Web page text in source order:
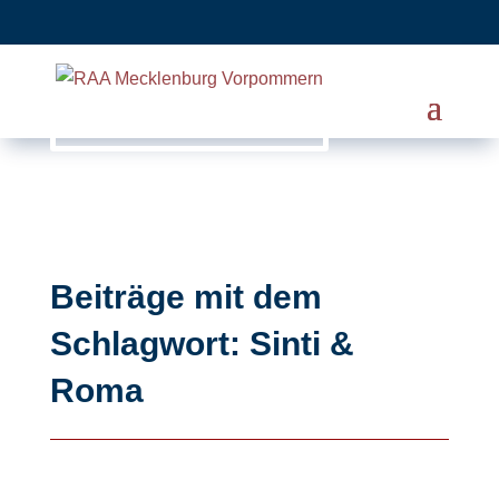
Beiträge mit dem
Schlagwort: Sinti &
Roma